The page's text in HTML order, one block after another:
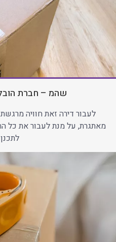
שהמ – חברת
לעבור דירה זאת חוויה
מאתגרת, על מנת לעבור את כל